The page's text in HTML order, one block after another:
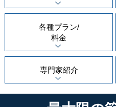
各種プラン/
料金
専門家紹介